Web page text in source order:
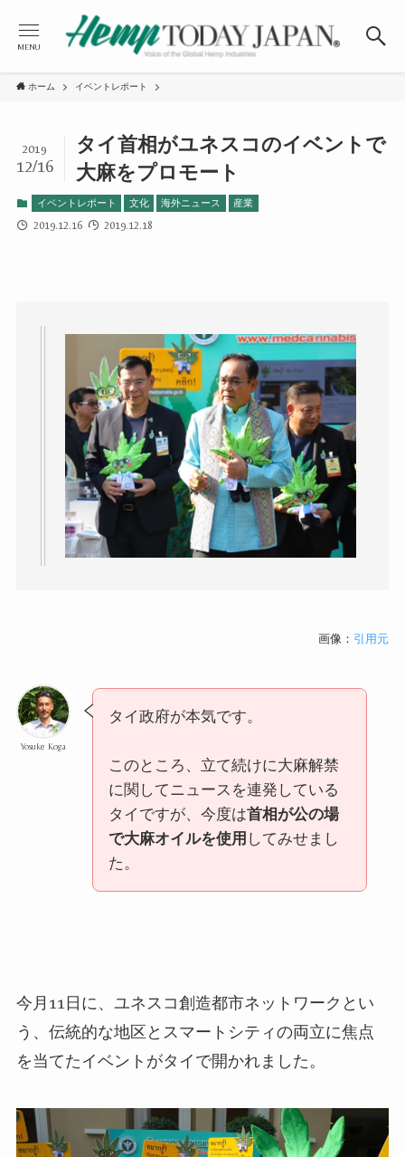
MENU
ホーム イベントレポート
タイ首相がユネスコのイベントで
大麻をプロモート
2019
12/16
イベントレポート 文化 海外ニュース 産業
2019.12.16 2019.12.18
画像： 引用元
Yosuke Koga
タイ政府が本気です。
このところ、立て続けに大麻解禁
に関してニュースを連発している
タイですが、今度は首相が公の場
で大麻オイルを使用 してみせまし
た。
今月11日に、ユネスコ創造都市ネットワークとい
う、伝統的な地区とスマートシティの両立に焦点
を当てたイベントがタイで開かれました。